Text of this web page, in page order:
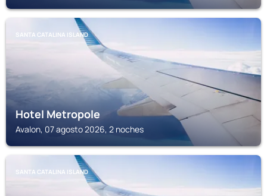
SANTA CATALINA ISLAND
Hotel Metropole
Avalon, 07 agosto 2026, 2 noches
SANTA CATALINA ISLAND